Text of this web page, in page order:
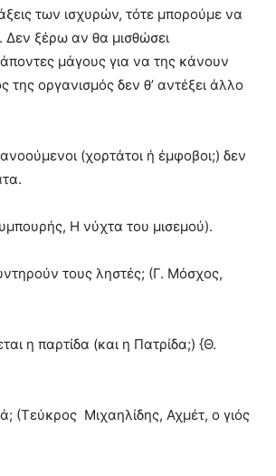
των ισχυρών, τότε μπορούμε να
Δεν ξέρω αν θα μισθώσει
μάγους για να της κάνουν
της οργανισμός δεν θ’ αντέξει άλλο
(χορτάτοι ή έμφοβοι;) δεν
Η νύχτα του μισεμού).
τους ληστές; (Γ. Μόσχος,
η παρτίδα (και η Πατρίδα;) {Θ.
(Τεύκρος Μιχαηλίδης, Αχμέτ, ο γιός